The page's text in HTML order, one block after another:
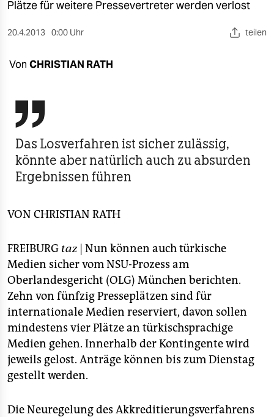
sport
verlag
veranstaltungen
unterstützen
abo
genossenschaft
epaper login
Plätze für weitere Pressevertreter werden verlost
20.4.2013 0:00 Uhr teilen
Von CHRISTIAN RATH

Das Losverfahren ist sicher zulässig,
könnte aber natürlich auch zu absurden
Ergebnissen führen
VON CHRISTIAN RATH
FREIBURG taz| Nun können auch türkische
Medien sicher vom NSU-Prozess am
Oberlandesgericht (OLG) München berichten.
Zehn von fünfzig Presseplätzen sind für
internationale Medien reserviert, davon sollen
mindestens vier Plätze an türkischsprachige
Medien gehen. Innerhalb der Kontingente wird
jeweils gelost. Anträge können bis zum Dienstag
gestellt werden.
Die Neuregelung des Akkreditierungsverfahrens